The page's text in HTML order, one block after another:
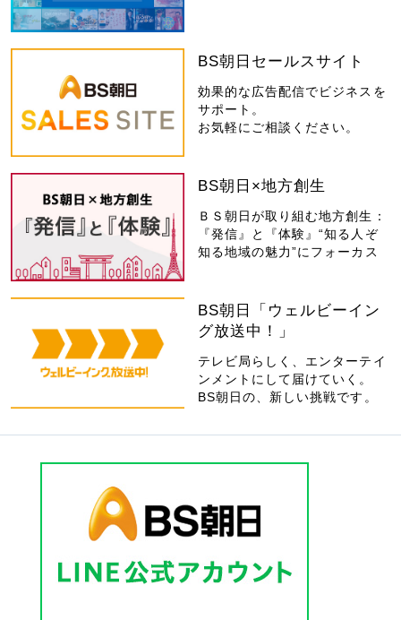
BS朝日セールスサイト
効果的な広告配信でビジネスを
サポート。
お気軽にご相談ください。
BS朝日×地方創生
ＢＳ朝日が取り組む地方創生：
『発信』と『体験』“知る人ぞ
知る地域の魅力”にフォーカス
BS朝日「ウェルビーイン
グ放送中！」
テレビ局らしく、エンターテイ
ンメントにして届けていく。
BS朝日の、新しい挑戦です。